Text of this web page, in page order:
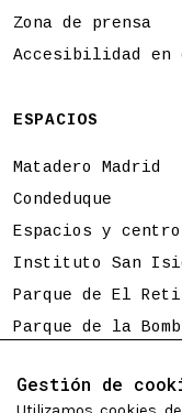
Gestión de
Zona de prensa
Accesibilidad en
ESPACIOS
Matadero Madrid
Condeduque
Espacios y
Instituto San
Parque de El
Parque de la